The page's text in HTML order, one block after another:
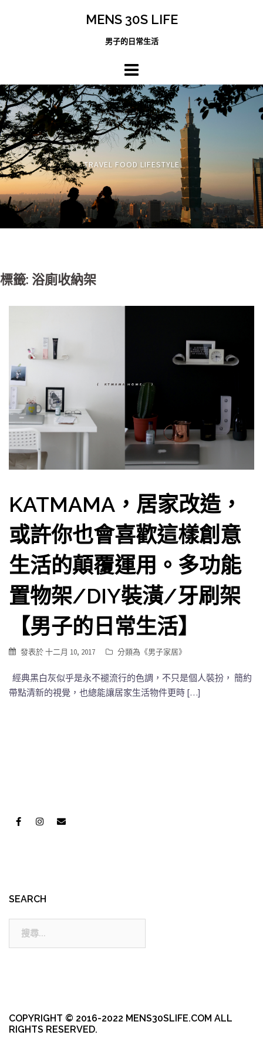
MENS 30S LIFE
男子的日常生活
TRAVEL FOOD LIFESTYLE
標籤: 浴廁收納架
KATMAMA，居家改造，
或許你也會喜歡這樣創意
生活的顛覆運用。多功能
置物架/DIY裝潢/牙刷架
【男子的日常生活】
發表於十二月 10, 2017 分類為《男子家居》
經典黑白灰似乎是永不褪流行的色調，不只是個人裝扮， 簡約
帶點清新的視覺，也總能讓居家生活物件更時 […]
SEARCH
COPYRIGHT © 2016-2022 MENS30SLIFE.COM ALL
RIGHTS RESERVED.